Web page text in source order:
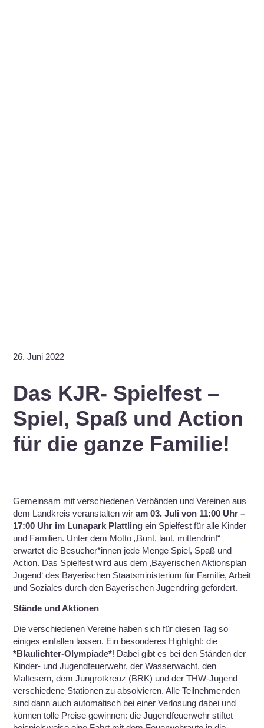
26. Juni 2022
Das KJR- Spielfest –
Spiel, Spaß und Action
für die ganze Familie!
Gemeinsam mit verschiedenen Verbänden und Vereinen aus
dem Landkreis veranstalten wir am 03. Juli von 11:00 Uhr –
17:00 Uhr im Lunapark Plattlingein Spielfest für alle Kinder
und Familien. Unter dem Motto „Bunt, laut, mittendrin!“
erwartet die Besucher*innen jede Menge Spiel, Spaß und
Action. Das Spielfest wird aus dem ‚Bayerischen Aktionsplan
Jugend‘ des Bayerischen Staatsministerium für Familie, Arbeit
und Soziales durch den Bayerischen Jugendring gefördert.
Stände und Aktionen
Die verschiedenen Vereine haben sich für diesen Tag so
einiges einfallen lassen. Ein besonderes Highlight: die
*Blaulichter-Olympiade*! Dabei gibt es bei den Ständen der
Kinder- und Jugendfeuerwehr, der Wasserwacht, den
Maltesern, dem Jungrotkreuz (BRK) und der THW-Jugend
verschiedene Stationen zu absolvieren. Alle Teilnehmenden
sind dann auch automatisch bei einer Verlosung dabei und
können tolle Preise gewinnen: die Jugendfeuerwehr stiftet